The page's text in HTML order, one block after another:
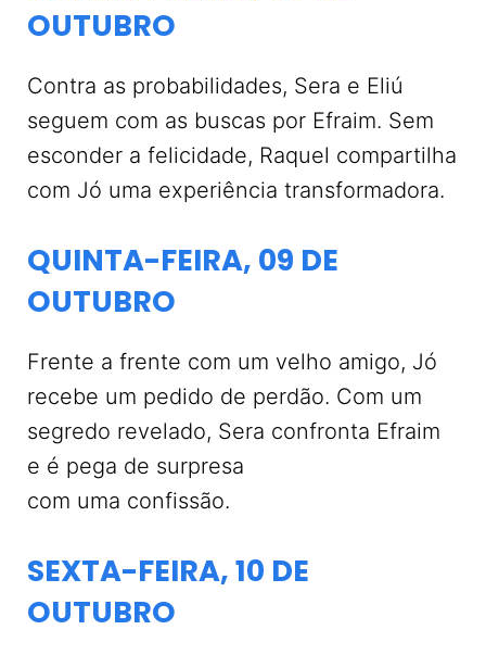
OUTUBRO
Contra as probabilidades, Sera e Eliú
seguem com as buscas por Efraim. Sem
esconder a felicidade, Raquel compartilha
com Jó uma experiência transformadora.
QUINTA-FEIRA, 09 DE
OUTUBRO
Frente a frente com um velho amigo, Jó
recebe um pedido de perdão. Com um
segredo revelado, Sera confronta Efraim
e é pega de surpresa
com uma confissão.
SEXTA-FEIRA, 10 DE
OUTUBRO